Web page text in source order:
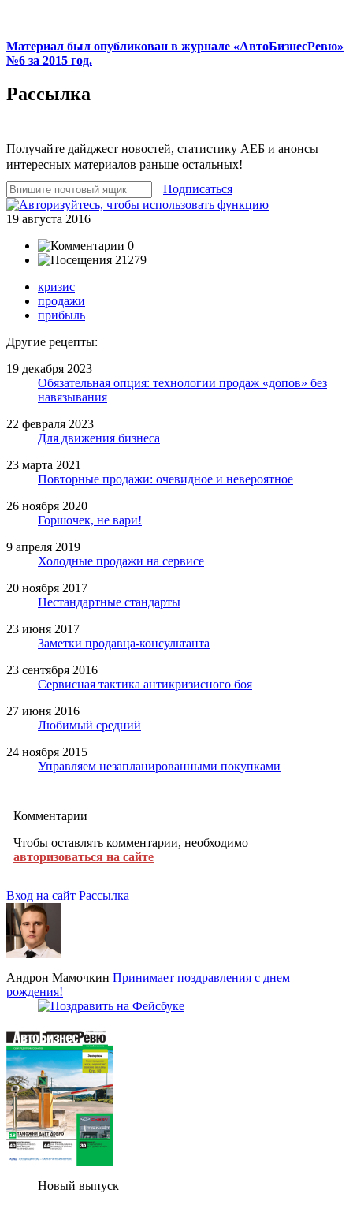
Материал был опубликован в журнале «АвтоБизнесРевю»
№6 за 2015 год.
Рассылка
Получайте дайджест новостей, статистику АЕБ и анонсы
интересных материалов раньше остальных!
Подписаться
19 августа 2016
0
21279
кризис
продажи
прибыль
Другие рецепты:
19 декабря 2023
Обязательная опция: технологии продаж «допов» без
навязывания
22 февраля 2023
Для движения бизнеса
23 марта 2021
Повторные продажи: очевидное и невероятное
26 ноября 2020
Горшочек, не вари!
9 апреля 2019
Холодные продажи на сервисе
20 ноября 2017
Нестандартные стандарты
23 июня 2017
Заметки продавца-консультанта
23 сентября 2016
Сервисная тактика антикризисного боя
27 июня 2016
Любимый средний
24 ноября 2015
Управляем незапланированными покупками
Комментарии
Чтобы оставлять комментарии, необходимо
авторизоваться на сайте
Вход на сайт Рассылка
Андрон Мамочкин Принимает поздравления с днем
рождения!
Новый выпуск